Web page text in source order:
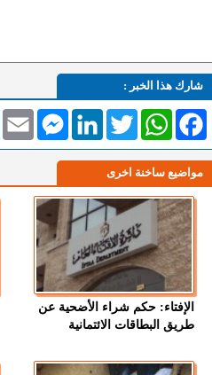
شارك هذا الخبر :
Email
MessengerLinkedInTwitterWhatsAppFacebook
مواضيع ساخنة اخرى
الإفتاء: حكم شراء الأضحية عن
طريق البطاقات الائتمانية